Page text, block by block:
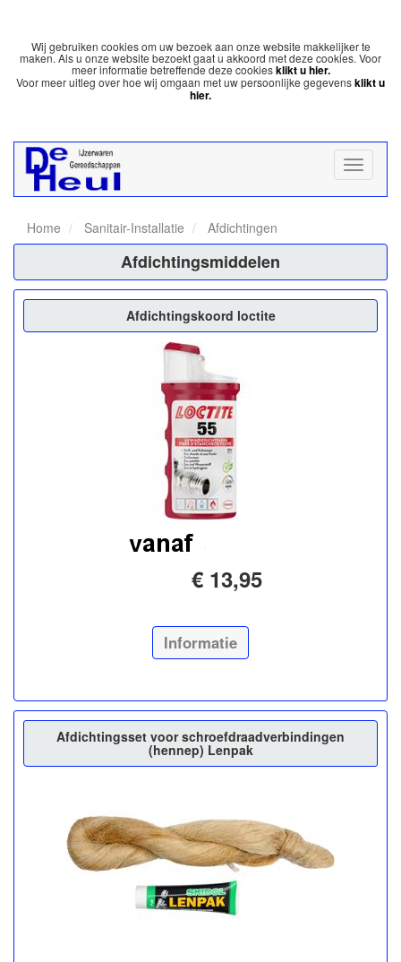
Wij gebruiken cookies om uw bezoek aan onze website makkelijker te
maken. Als u onze website bezoekt gaat u akkoord met deze cookies. Voor
meer informatie betreffende deze cookiesklikt u hier.
Voor meer uitleg over hoe wij omgaan met uw persoonlijke gegevensklikt u
hier.
Home Sanitair-Installatie Afdichtingen
Afdichtingsmiddelen
Afdichtingskoord loctite
€ 13,95
Informatie
Afdichtingsset voor schroefdraadverbindingen
(hennep) Lenpak